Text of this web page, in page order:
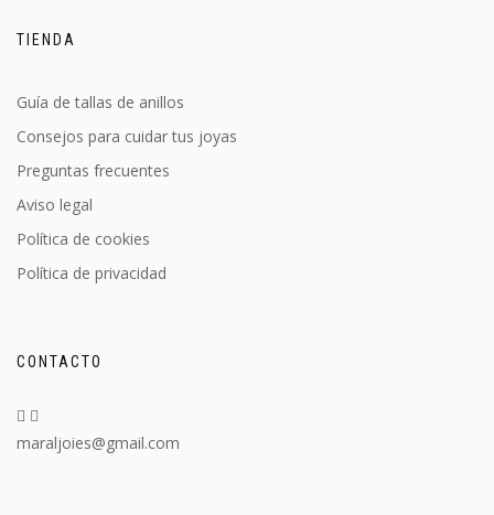
TIENDA
Guía de tallas de anillos
Consejos para cuidar tus joyas
Preguntas frecuentes
Aviso legal
Política de cookies
Política de privacidad
CONTACTO
maraljoies@gmail.com